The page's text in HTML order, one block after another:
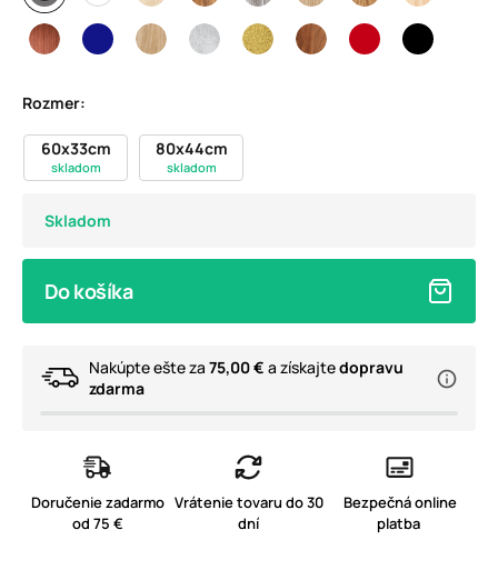
Rozmer:
60x33cm
skladom
80x44cm
skladom
Skladom
Do košíka
Nakúpte ešte za 75,00 € a získajtedopravu
zdarma
Doručenie zadarmo
od 75 €
Vrátenie tovaru do 30
dní
Bezpečná online
platba